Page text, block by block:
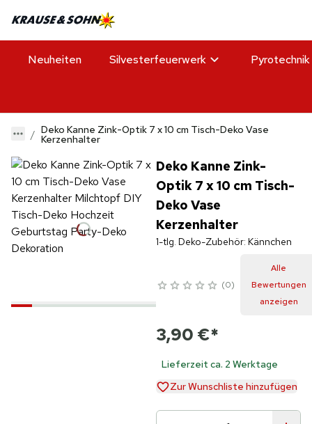
Neuheiten Silvesterfeuerwerk Pyrotechnik
Deko Kanne Zink-Optik 7 x 10 cm Tisch-Deko Vase
Kerzenhalter
Deko Kanne Zink-
Optik 7 x 10 cm Tisch-
Deko Vase
Kerzenhalter
1-tlg. Deko-Zubehör: Kännchen
0
Alle
Bewertungen
anzeigen
3,90 €*
Lieferzeit ca. 2 Werktage
Zur Wunschliste hinzufügen